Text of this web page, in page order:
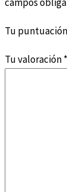
Tu puntuación
Tu valoración*